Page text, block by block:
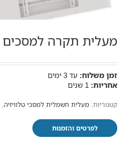
מעלית תקרה למסכים 26-40 אינץ'
זמן משלוח: עד 3 ימים
אחריות:
קטגוריות: מעלית חשמלית למסכי טלוויזיה,
לפרטים והזמנות